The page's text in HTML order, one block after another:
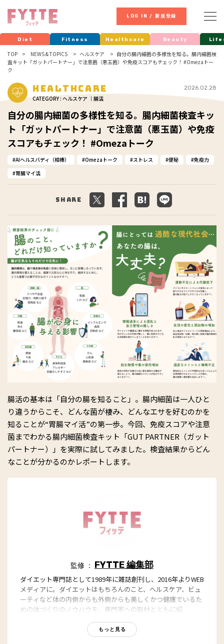
LOG IN / 新規登録
Diet Fitness Healthcare Beauty
TOP NEWS & TOPICS ヘルスケア
自分の腸内細菌の多様性を知る。腸内細菌検
査キット「ガットパートナー」で注意菌（悪玉菌）や免疫スコアもチェック！ #Omezaトー
ク
Healthcare
CATEGORY : ヘルスケア ｜腸活
2026.02.28
自分の腸内細菌の多様性を知る。腸内細菌検査キッ
ト「ガットパートナー」で注意菌（悪玉菌）や免疫
スコアもチェック！ #Omezaトーク
AIヘルスバディ（相棒） Omezaトーク ストレス 便秘
免疫力
胃腸マイ活
Share
腸活の基本は「自分の腸を知ること」。腸内細菌は一人ひと
り違うからこそ、どんな菌が棲み、どんなエサを好むのかを
知ることが“胃腸マイ活”の第一歩。今回、免疫スコアや注意
菌までわかる腸内細菌検査キット「GUT PARTNER（ガット
パートナー）」を実際に試してみました。検査結果からどん
なことが分かるのかレポートします。
監修 ： FYTTE 編集部
ダイエット専門誌として1989年に雑誌創刊し、2016年よりWEB
メディアに。ダイエットはもちろんのこと、ヘルスケア、ビュ
ーティなど体の内側からも外側からも美しくかつ健康でいるた
めの体づくりのノウハウを、専門家への取材とともに紹
もに、編集部員も自らさまざまなヘルシーネタを日々お試し
もっと見る